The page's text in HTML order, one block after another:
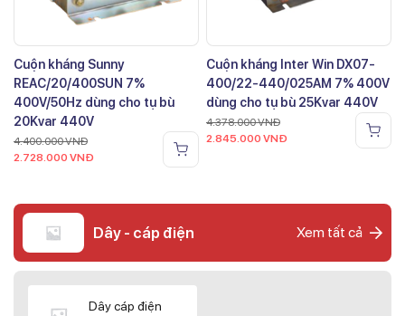
Cuộn kháng Sunny
REAC/20/400SUN 7%
400V/50Hz dùng cho tụ bù
20Kvar 440V
4.400.000VNĐ
2.728.000 VNĐ
Cuộn kháng Inter Win DX07-
400/22-440/025AM 7% 400V
dùng cho tụ bù 25Kvar 440V
4.378.000VNĐ
2.845.000 VNĐ
Dây - cáp điện Xem tất cả
Dây cáp điện